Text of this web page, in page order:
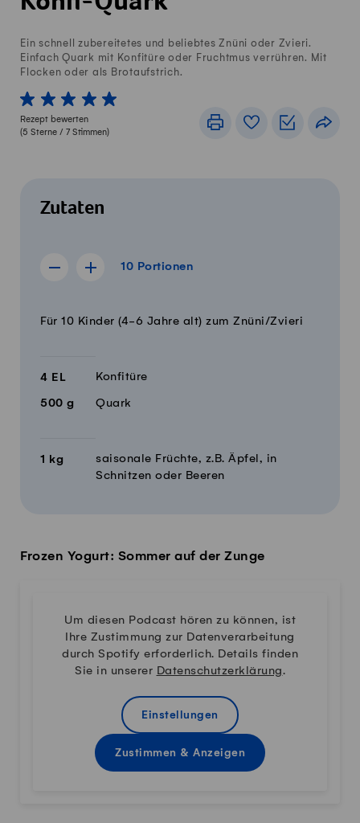
Ein schnell zubereitetes und beliebtes Znüni oder Zvieri.
Einfach Quark mit Konfitüre oder Fruchtmus verrühren. Mit
Flocken oder als Brotaufstrich.
1 von 5 Sterne
2 von 5 Sterne
3 von 5 Sterne
4 von 5 Sterne
5 von 5 Sterne
Rezept bewerten
(5 Sterne / 7 Stimmen)
DruckenRezeptbuch
Zutaten
10 Portionen
Rezept für 9 Portionen anzeigen
Rezept für 11 Portionen anzeigen
10 Portionen
Menge Zutaten
Für 10 Kinder (4-6 Jahre alt) zum Znüni/Zvieri
4 EL Konfitüre
500 g Quark
1 kg
saisonale Früchte, z.B. Äpfel, in
Schnitzen oder Beeren
Frozen Yogurt: Sommer auf der Zunge
Um diesen Podcast hören zu können, ist
Ihre Zustimmung zur Datenverarbeitung
durch Spotify erforderlich. Details finden
Sie in unserer Datenschutzerklärung.
Einstellungen
Zustimmen & Anzeigen